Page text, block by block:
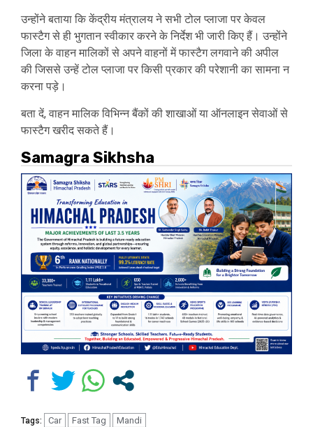
उन्होंने बताया कि केंद्रीय मंत्रालय ने सभी टोल प्लाजा पर केवल
फास्टैग से ही भुगतान स्वीकार करने के निर्देश भी जारी किए हैं। उन्होंने
जिला के वाहन मालिकों से अपने वाहनों में फास्टैग लगवाने की अपील
की जिससे उन्हें टोल प्लाजा पर किसी प्रकार की परेशानी का सामना न
करना पड़े।
बता दें, वाहन मालिक विभिन्न बैंकों की शाखाओं या ऑनलाइन सेवाओं से
फास्टैग खरीद सकते हैं।
Samagra Sikhsha
Tags: Car Fast Tag Mandi